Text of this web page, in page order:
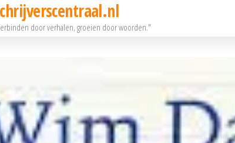
door verhalen, groeien door woorden."